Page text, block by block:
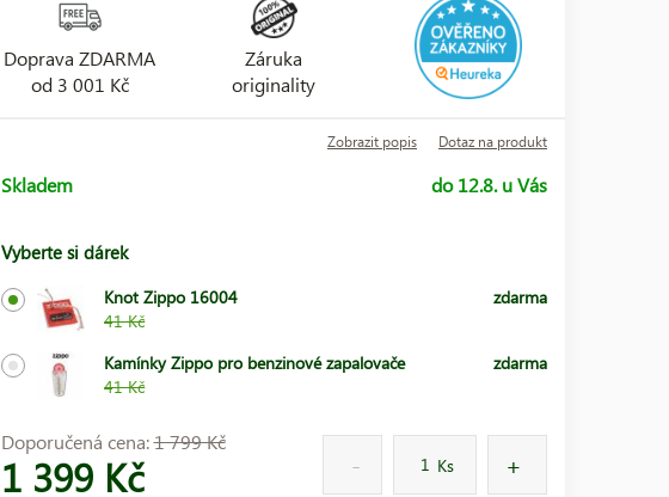
Doprava ZDARMA
od 3 001 Kč
Záruka
originality
Zobrazit popis Dotaz na produkt
Skladem do 12.8. u Vás
Vyberte si dárek
Knot Zippo 16004
41 Kč
zdarma
Kamínky Zippo pro benzinové zapalovače
41 Kč
zdarma
Doporučená cena:1 799 Kč
1 399 Kč Ks